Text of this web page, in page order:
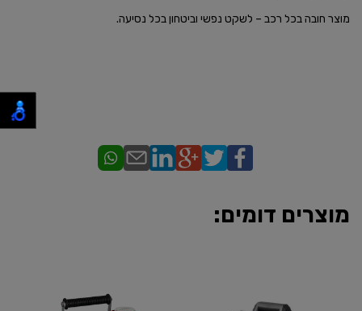
מוצר חובה בכל רכב – לשקט נפשי וביטחון בכל נסיעה.
מוצרים דומים: